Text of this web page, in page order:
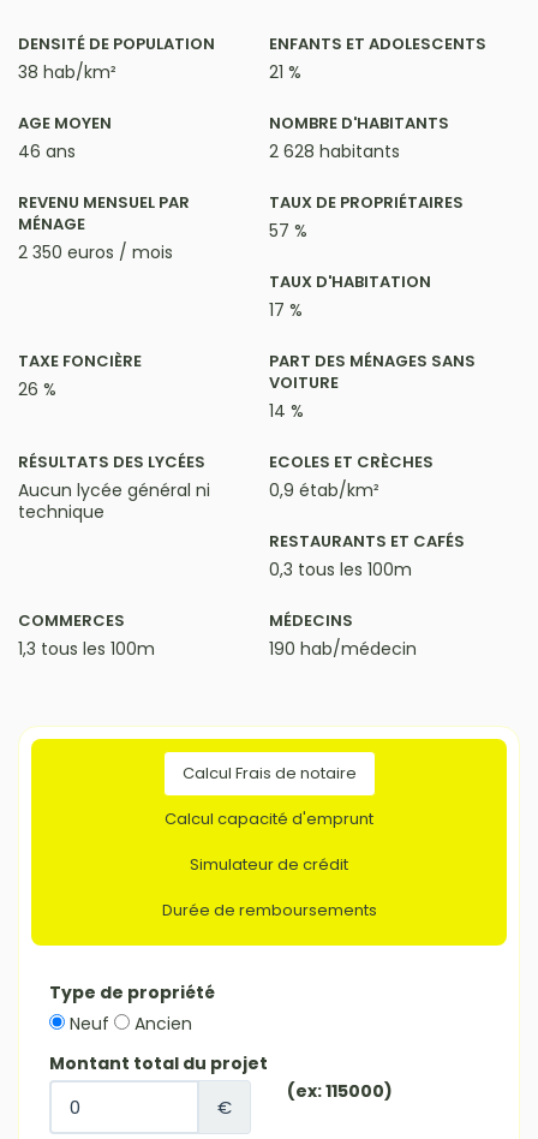
DENSITÉ DE POPULATION
38 hab/km²
ENFANTS ET ADOLESCENTS
21 %
AGE MOYEN
46 ans
NOMBRE D'HABITANTS
2 628 habitants
REVENU MENSUEL PAR
MÉNAGE
2 350 euros / mois
TAUX DE PROPRIÉTAIRES
57 %
TAUX D'HABITATION
17 %
TAXE FONCIÈRE
26 %
PART DES MÉNAGES SANS
VOITURE
14 %
RÉSULTATS DES LYCÉES
Aucun lycée général ni
technique
ECOLES ET CRÈCHES
0,9 étab/km²
RESTAURANTS ET CAFÉS
0,3 tous les 100m
COMMERCES
1,3 tous les 100m
MÉDECINS
190 hab/médecin
Calcul Frais de notaire
Calcul capacité d'emprunt
Simulateur de crédit
Durée de remboursements